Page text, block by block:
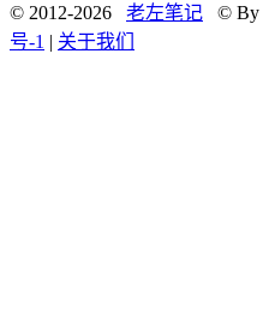
© 2012-2026 老左笔记 © By
号-1 | 关于我们